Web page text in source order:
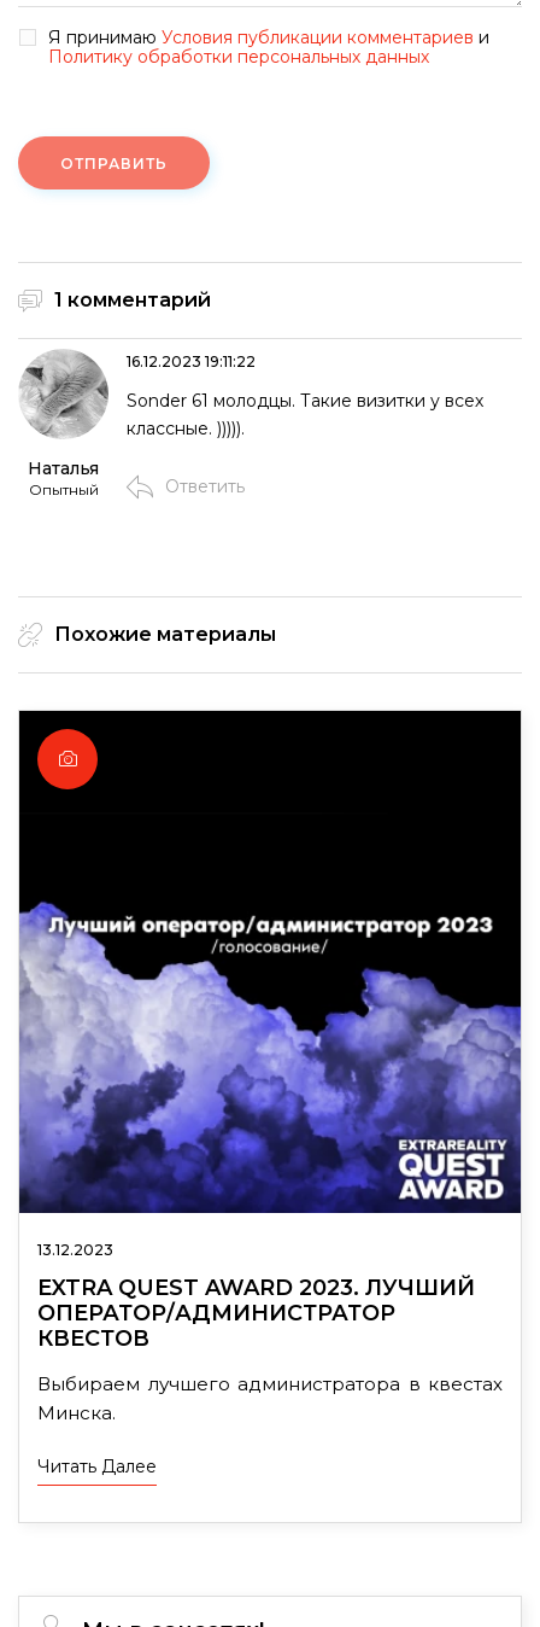
Я принимаю Условия публикации комментариев и
Политику обработки персональных данных
ОТПРАВИТЬ
1 комментарий
Наталья
Опытный
16.12.2023 19:11:22
Sonder 61 молодцы. Такие визитки у всех
классные. ))))).
Ответить
Похожие материалы
13.12.2023
EXTRA QUEST AWARD 2023. ЛУЧШИЙ
ОПЕРАТОР/АДМИНИСТРАТОР
КВЕСТОВ
Выбираем лучшего администратора в квестах
Минска.
Читать Далее